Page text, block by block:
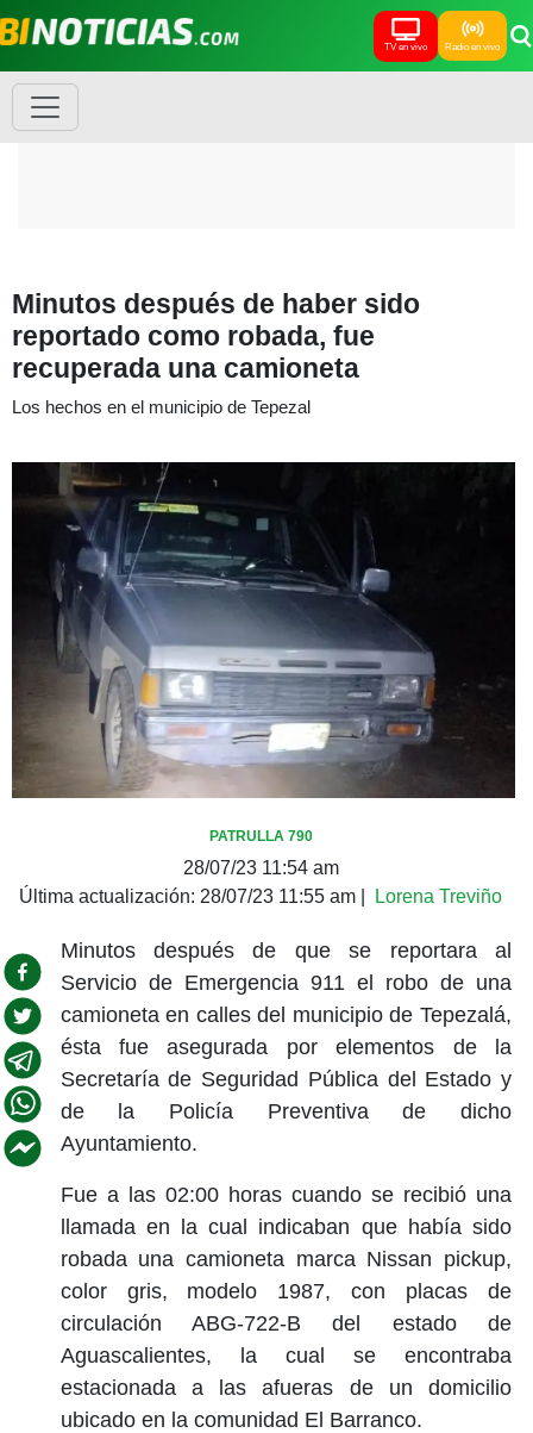
TV en vivo Radio en vivo
Minutos después de haber sido
reportado como robada, fue
recuperada una camioneta
Los hechos en el municipio de Tepezal
PATRULLA 790
28/07/23 11:54 am
Última actualización: 28/07/23 11:55 am Lorena Treviño
Minutos después de que se reportara al
Servicio de Emergencia 911 el robo de una
camioneta en calles del municipio de Tepezalá,
ésta fue asegurada por elementos de la
Secretaría de Seguridad Pública del Estado y
de la Policía Preventiva de dicho
Ayuntamiento.
Fue a las 02:00 horas cuando se recibió una
llamada en la cual indicaban que había sido
robada una camioneta marca Nissan pickup,
color gris, modelo 1987, con placas de
circulación ABG-722-B del estado de
Aguascalientes, la cual se encontraba
estacionada a las afueras de un domicilio
ubicado en la comunidad El Barranco.